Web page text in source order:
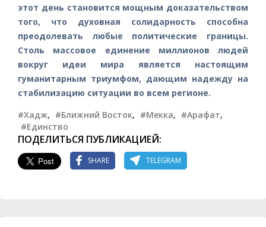
этот день становится мощным доказательством
того, что духовная солидарность способна
преодолевать любые политические границы.
Столь массовое единение миллионов людей
вокруг идеи мира является настоящим
гуманитарным триумфом, дающим надежду на
стабилизацию ситуации во всем регионе.
#Хадж, #Ближний Восток, #Мекка, #Арафат,
#Единство
ПОДЕЛИТЬСЯ ПУБЛИКАЦИЕЙ:
SHARE TELEGRAM